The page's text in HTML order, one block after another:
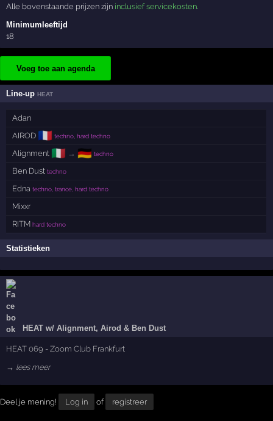
Alle bovenstaande prijzen zijn inclusief servicekosten.
Minimumleeftijd
18
Voeg toe aan agenda
Line-upHEAT
Adan
AIROD 🇫🇷 techno, hard techno
Alignment 🇮🇹 → 🇩🇪 techno
Ben Dust techno
Edna techno, trance, hard techno
Mixxr
RITM hard techno
Statistieken
HEAT w/ Alignment, Airod & Ben Dust
HEAT 069 - Zoom Club Frankfurt
→ lees meer
Deel je mening! Log in of registreer